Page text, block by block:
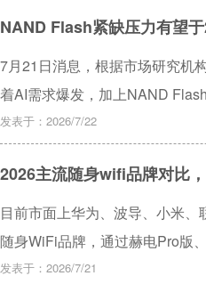
NAND Flash紧缺压力有望
7月21日消息，根据市场研究机
着AI需求爆发，加上NAND
求持续强劲，在供应商提升制
估NAND Flash供应紧缺的情况
发表于：2026/7/22
2026主流随身wifi品牌对比
目前市面上华为、波导、小米
随身WiFi品牌，通过赫电Pro版
同的使用需求。
发表于：2026/7/21